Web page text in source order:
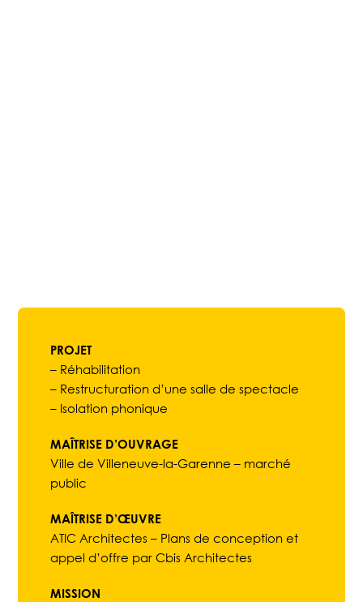
PROJET
– Réhabilitation
– Restructuration d’une salle de spectacle
– Isolation phonique
MAÎTRISE D’OUVRAGE
Ville de Villeneuve-la-Garenne – marché
public
MAÎTRISE D’ŒUVRE
ATIC Architectes – Plans de conception et
appel d’offre par Cbis Architectes
MISSION